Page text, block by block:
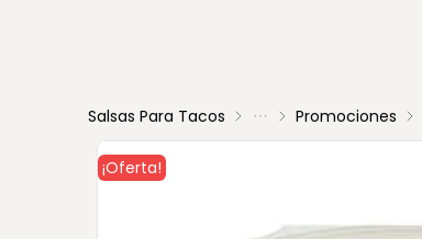
Salsas Para Tacos Promociones
¡Oferta!